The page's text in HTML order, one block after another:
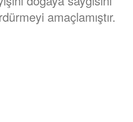
amaçlamıştır.